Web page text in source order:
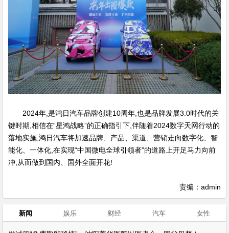
2024年,是鸿日汽车品牌创建10周年,也是品牌发展3.0时代的关
键时期,相信在“星鸿战略”的正确指引下,伴随着2024数字天网行动的
落地实施,鸿日汽车将加速品牌、产品、渠道、营销走向数字化、智
能化、一体化,在实现“中国微电全球引领者”的道路上开足马力向前
冲,从而做到国内、国外全面开花!
责编：admin
新闻 娱乐 财经 汽车 女性